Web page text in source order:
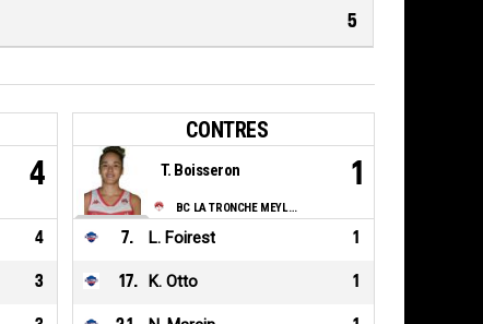
5
4
4
3
CONTRES
BC LA TRONCHE MEYLAN
T. Boisseron 1
7. L. Foirest 1
17. K. Otto 1